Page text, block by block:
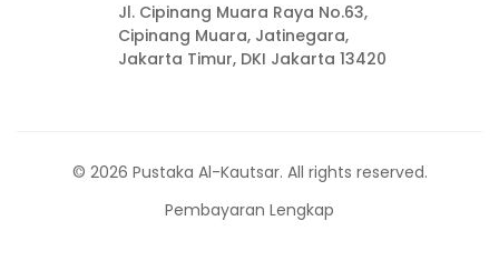
Jl. Cipinang Muara Raya No.63,
Cipinang Muara, Jatinegara,
Jakarta Timur, DKI Jakarta 13420
© 2026 Pustaka Al-Kautsar. All rights reserved.
Pembayaran Lengkap